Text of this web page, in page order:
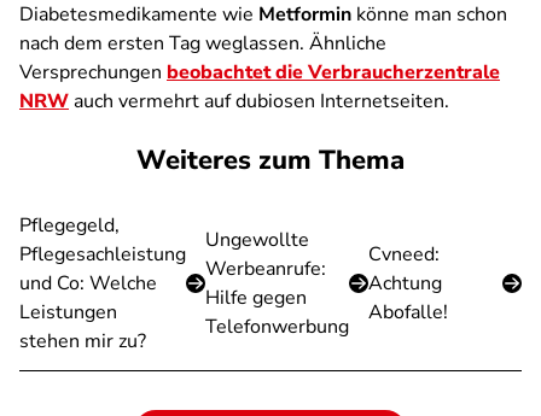
Diabetesmedikamente wie Metformin könne man schon
nach dem ersten Tag weglassen. Ähnliche
Versprechungen beobachtet die Verbraucherzentrale
NRWauch vermehrt auf dubiosen Internetseiten.
Weiteres zum Thema
Pflegegeld,
Pflegesachleistung
und Co: Welche
Leistungen
stehen mir zu?
Ungewollte
Werbeanrufe:
Hilfe gegen
Telefonwerbung
Cvneed:
Achtung
Abofalle!